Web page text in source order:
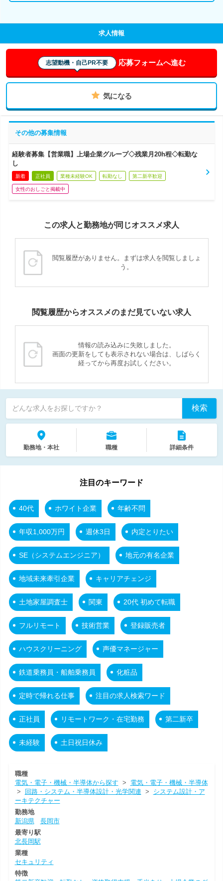
求人情報
志望動機・自己PR不要 応募フォームへ進む
気になる
その他の募集情報
経験者募集【営業職】上場企業グループ◇残業月20h程◇転勤な
し
新着 正社員 業種未経験OK 転勤なし 第二新卒歓迎
女性のおしごと掲載中
この求人と勤務地が同じオススメ求人
閲覧履歴がありません。まずは求人を閲覧しましょ
う。
閲覧履歴からオススメのまだ見ていない求人
情報の読み込みに失敗しました。
画面の更新をしても表示されない場合は、しばらく
経ってから再度お試しください。
どんな求人をお探しですか？ 検索
勤務地・本社 職種 詳細条件
注目のキーワード
40代 ホワイト企業 年齢不問
年収1,000万円 週休3日 内定とりたい
SE（システムエンジニア） 地元の有名企業
地域未来牽引企業 キャリアチェンジ
土地家屋調査士 関東 20代 初めて転職
フルリモート 技術営業 登録販売者
ハウスクリーニング 声優マネージャー
鉄道乗務員・船舶乗務員 化粧品
定時で帰れる仕事 注目の求人検索ワード
正社員 リモートワーク・在宅勤務 第二新卒
未経験 土日祝日休み
職種
電気・電子・機械・半導体から探す > 電気・電子・機械・半導体
> 回路・システム・半導体設計・光学関連 > システム設計・ア
ーキテクチャー
勤務地
新潟県
長岡市
最寄り駅
北長岡駅
業種
セキュリティ
特徴